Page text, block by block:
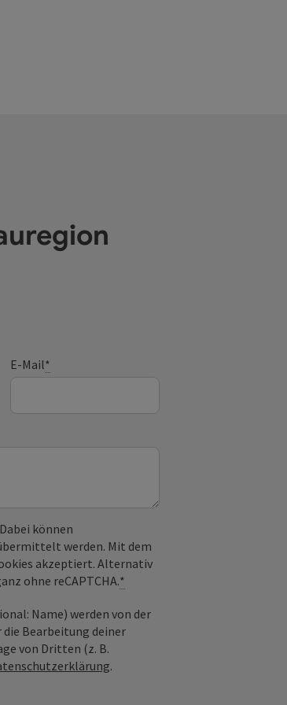
E-Mail*
können
werden. Mit dem
akzeptiert. Alternativ
ohne reCAPTCHA.*
Name) werden von der
die Bearbeitung deiner
von Dritten (z. B.
.